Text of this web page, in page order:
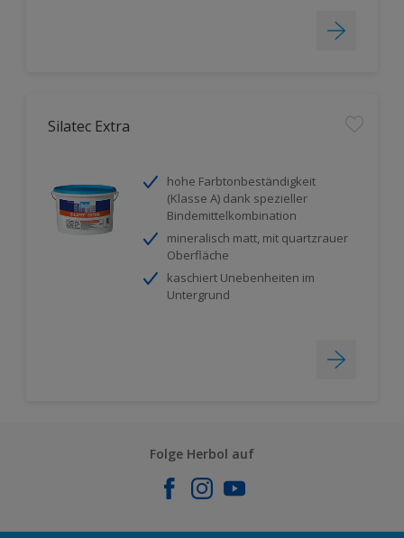
Silatec Extra
hohe Farbtonbeständigkeit
(Klasse A) dank spezieller
Bindemittelkombination
mineralisch matt, mit quartzrauer
Oberfläche
kaschiert Unebenheiten im
Untergrund
Folge Herbol auf